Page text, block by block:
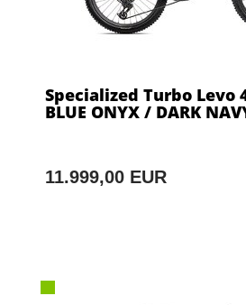
Specialized Turbo Levo
BLUE ONYX / DARK
11.999,00 EUR